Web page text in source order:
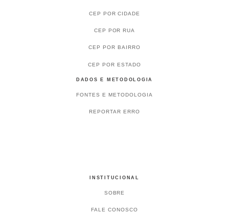
CEP POR CIDADE
CEP POR RUA
CEP POR BAIRRO
CEP POR ESTADO
DADOS E METODOLOGIA
FONTES E METODOLOGIA
REPORTAR ERRO
INSTITUCIONAL
SOBRE
FALE CONOSCO